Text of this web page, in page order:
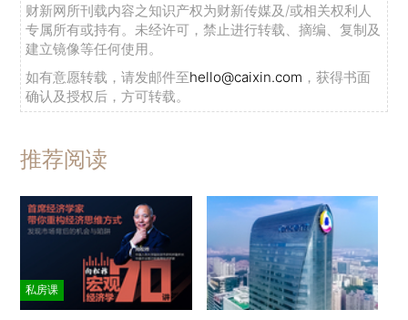
财新网所刊载内容之知识产权为财新传媒及/或相关权利人
专属所有或持有。未经许可，禁止进行转载、摘编、复制及
建立镜像等任何使用。
如有意愿转载，请发邮件至hello@caixin.com ，获得书面
确认及授权后，方可转载。
推荐阅读
私房课